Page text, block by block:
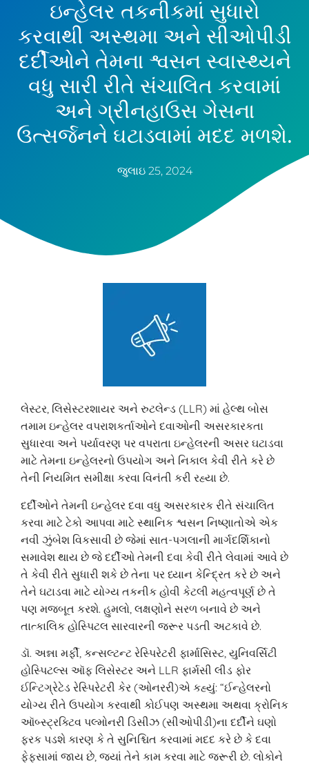
ઇન્હેલર તકનીકમાં સુધારો
કરવાથી અસ્થમા અને સીઓપીડી
દર્દીઓને તેમના શ્વસન સ્વાસ્થ્યને
વધુ સારી રીતે સંચાલિત કરવામાં
અને ગ્રીનહાઉસ ગેસના
ઉત્સર્જનને ઘટાડવામાં મદદ મળશે.
જુલાઇ 25, 2024
લેસ્ટર, લિસેસ્ટરશાયર અને રુટલેન્ડ (LLR) માં હેલ્થ બોસ
તમામ ઇન્હેલર વપરાશકર્તાઓને દવાઓની અસરકારકતા
સુધારવા અને પર્યાવરણ પર વપરાતા ઇન્હેલરની અસર ઘટાડવા
માટે તેમના ઇન્હેલરનો ઉપયોગ અને નિકાલ કેવી રીતે કરે છે
તેની નિયમિત સમીક્ષા કરવા વિનંતી કરી રહ્યા છે.
દર્દીઓને તેમની ઇન્હેલર દવા વધુ અસરકારક રીતે સંચાલિત
કરવા માટે ટેકો આપવા માટે સ્થાનિક શ્વસન નિષ્ણાતોએ એક
નવી ઝુંબેશ વિકસાવી છે જેમાં સાત-પગલાની માર્ગદર્શિકાનો
સમાવેશ થાય છે જે દર્દીઓ તેમની દવા કેવી રીતે લેવામાં આવે છે
તે કેવી રીતે સુધારી શકે છે તેના પર ધ્યાન કેન્દ્રિત કરે છે અને
તેને ઘટાડવા માટે યોગ્ય તકનીક હોવી કેટલી મહત્વપૂર્ણ છે તે
પણ મજબૂત કરશે. હુમલો, લક્ષણોને સરળ બનાવે છે અને
તાત્કાલિક હોસ્પિટલ સારવારની જરૂર પડતી અટકાવે છે.
ડૉ. અન્ના મર્ફી, કન્સલ્ટન્ટ રેસ્પિરેટરી ફાર્માસિસ્ટ, યુનિવર્સિટી
હોસ્પિટલ્સ ઑફ લિસેસ્ટર અને LLR ફાર્મસી લીડ ફોર
ઈન્ટિગ્રેટેડ રેસ્પિરેટરી કેર (ઓનરરી)એ કહ્યું: “ઈન્હેલરનો
યોગ્ય રીતે ઉપયોગ કરવાથી કોઈપણ અસ્થમા અથવા ક્રોનિક
ઑબ્સ્ટ્રક્ટિવ પલ્મોનરી ડિસીઝ (સીઓપીડી)ના દર્દીને ઘણો
ફરક પડશે કારણ કે તે સુનિશ્ચિત કરવામાં મદદ કરે છે કે દવા
ફેફસામાં જાય છે, જ્યાં તેને કામ કરવા માટે જરૂરી છે. લોકોને